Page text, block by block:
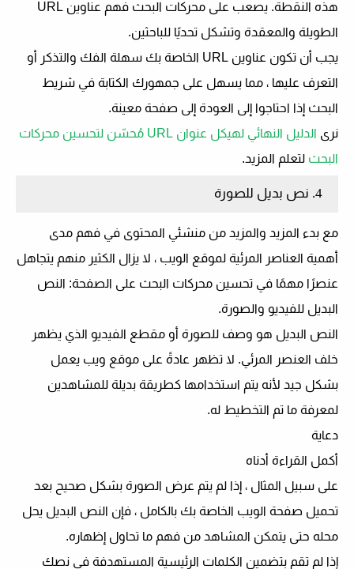
هذه النقطة. يصعب على محركات البحث فهم عناوين URL
الطويلة والمعقدة وتشكل تحديًا للباحثين.
يجب أن تكون عناوين URL الخاصة بك سهلة الفك والتذكر أو
التعرف عليها ، مما يسهل على جمهورك الكتابة في شريط
البحث إذا احتاجوا إلى العودة إلى صفحة معينة.
نرى
الدليل النهائي لهيكل عنوان URL مُحسّن لتحسين محركات
البحث لتعلم المزيد.
4. نص بديل للصورة
مع بدء المزيد والمزيد من منشئي المحتوى في فهم مدى
أهمية العناصر المرئية لموقع الويب ، لا يزال الكثير منهم يتجاهل
عنصرًا مهمًا في تحسين محركات البحث على الصفحة: النص
البديل للفيديو والصورة.
النص البديل هو وصف للصورة أو مقطع الفيديو الذي يظهر
خلف العنصر المرئي. لا تظهر عادةً على موقع ويب يعمل
بشكل جيد لأنه يتم استخدامها كطريقة بديلة للمشاهدين
لمعرفة ما تم التخطيط له.
دعاية
أكمل القراءة أدناه
على سبيل المثال ، إذا لم يتم عرض الصورة بشكل صحيح بعد
تحميل صفحة الويب الخاصة بك بالكامل ، فإن النص البديل يحل
محله حتى يتمكن المشاهد من فهم ما تحاول إظهاره.
إذا لم تقم بتضمين الكلمات الرئيسية المستهدفة في نصك